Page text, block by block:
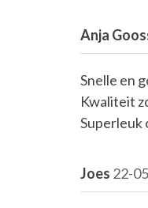
Anja
Snelle en
Kwaliteit
Superleuk
Joes 22-